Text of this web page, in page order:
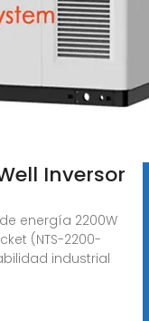
Inversor
energía 2200W
(NTS-2200-
industrial